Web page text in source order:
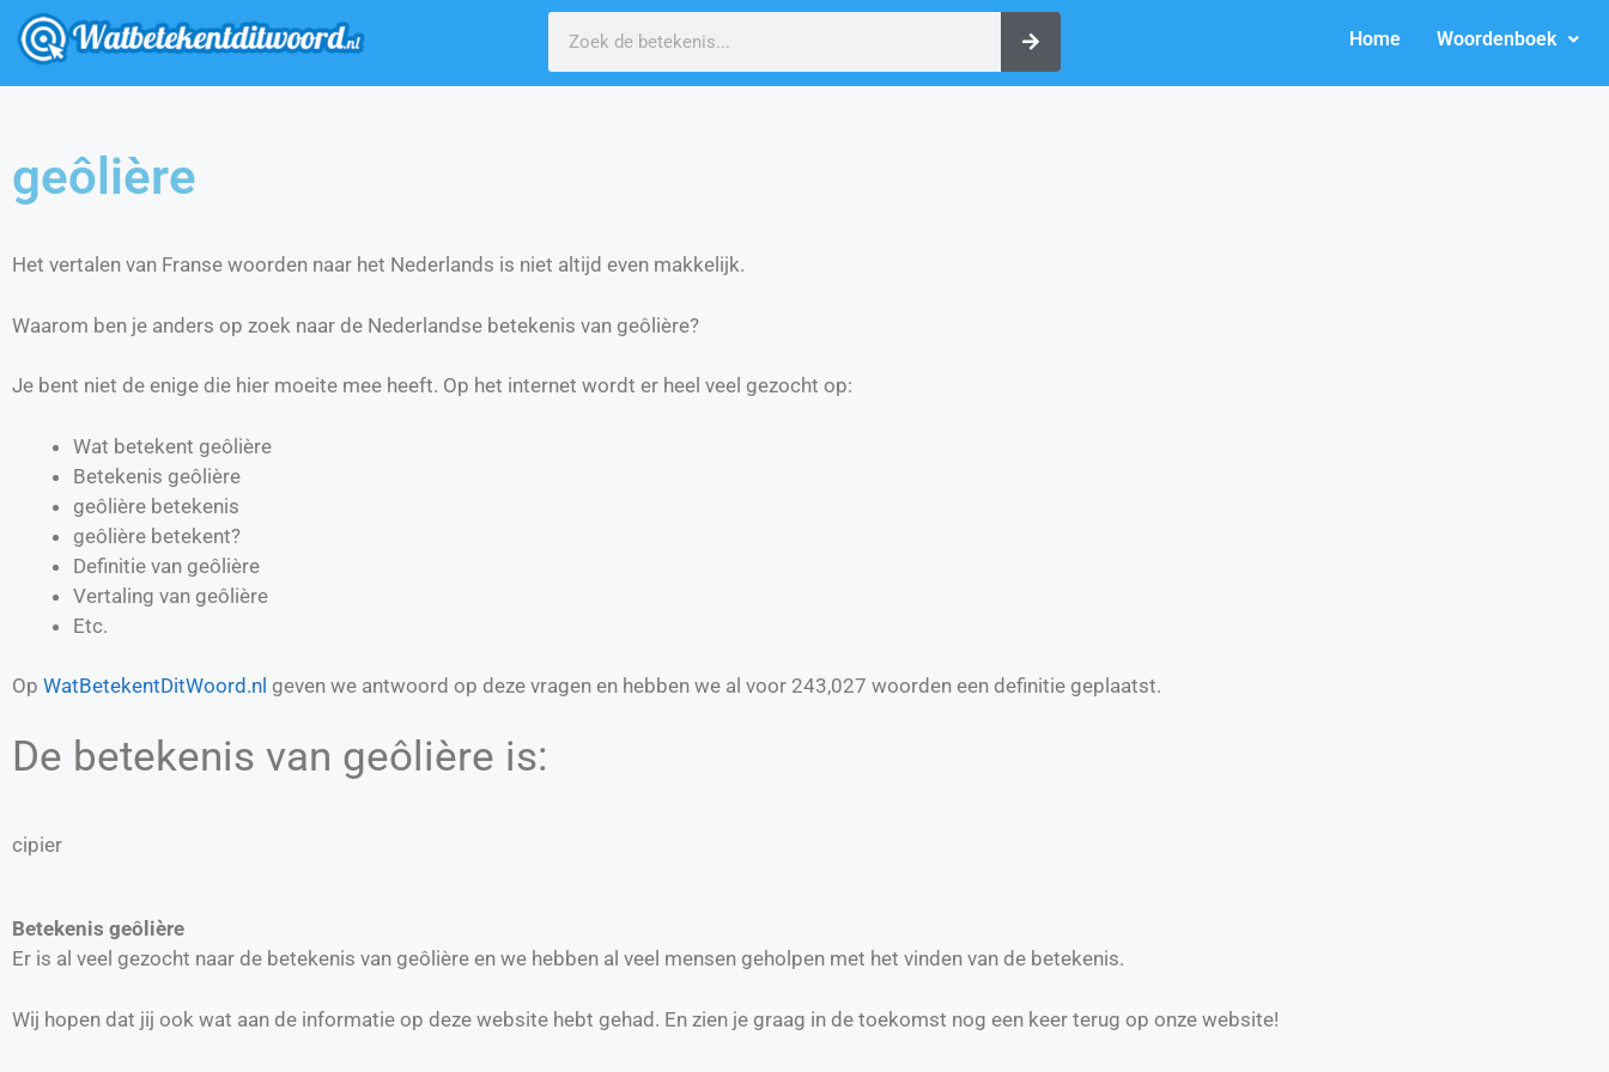
Home Woordenboek
geôlière
Het vertalen van Franse woorden naar het Nederlands is niet altijd even makkelijk.
Waarom ben je anders op zoek naar de Nederlandse betekenis van geôlière?
Je bent niet de enige die hier moeite mee heeft. Op het internet wordt er heel veel gezocht op:
Wat betekent geôlière
Betekenis geôlière
geôlière betekenis
geôlière betekent?
Definitie van geôlière
Vertaling van geôlière
Etc.
Op WatBetekentDitWoord.nl geven we antwoord op deze vragen en hebben we al voor 243,027 woorden een definitie geplaatst.
De betekenis van geôlière is:
cipier
Betekenis geôlière
Er is al veel gezocht naar de betekenis van geôlière en we hebben al veel mensen geholpen met het vinden van de betekenis.
Wij hopen dat jij ook wat aan de informatie op deze website hebt gehad. En zien je graag in de toekomst nog een keer terug op onze website!